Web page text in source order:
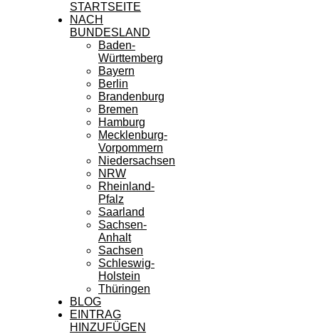
STARTSEITE
NACH
BUNDESLAND
Baden-
Württemberg
Bayern
Berlin
Brandenburg
Bremen
Hamburg
Mecklenburg-
Vorpommern
Niedersachsen
NRW
Rheinland-
Pfalz
Saarland
Sachsen-
Anhalt
Sachsen
Schleswig-
Holstein
Thüringen
BLOG
EINTRAG
HINZUFÜGEN